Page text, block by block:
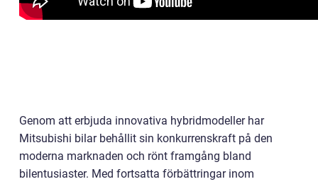
Genom att erbjuda innovativa hybridmodeller har
Mitsubishi bilar behållit sin konkurrenskraft på den
moderna marknaden och rönt framgång bland
bilentusiaster. Med fortsatta förbättringar inom